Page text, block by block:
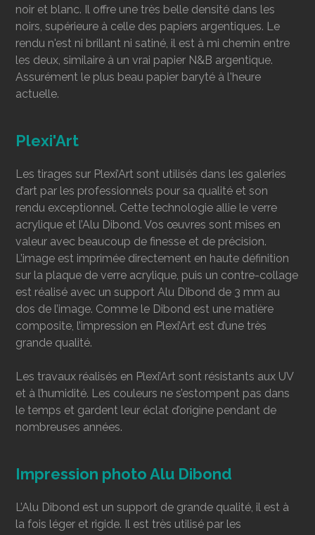
noir et blanc. Il offre une très belle densité dans les
noirs, supérieure à celle des papiers argentiques. Le
rendu n'est ni brillant ni satiné, il est à mi chemin entre
les deux, similaire à un vrai papier N&B argentique.
Assurément le plus beau papier baryté à l'heure
actuelle.
Plexi'Art
Les tirages sur Plexi’Art sont utilisés dans les galeries
d’art par les professionnels pour sa qualité et son
rendu exceptionnel. Cette technologie allie le verre
acrylique et l’Alu Dibond. Vos œuvres sont mises en
valeur avec beaucoup de finesse et de précision.
L’image est imprimée directement en haute définition
sur la plaque de verre acrylique, puis un contre-collage
est réalisé avec un support Alu Dibond de 3 mm au
dos de l’image. Comme le Dibond est une matière
composite, l’impression en Plexi’Art est d’une très
grande qualité.
Les travaux réalisés en Plexi’Art sont résistants aux UV
et à l’humidité. Les couleurs ne s’estompent pas dans
le temps et gardent leur éclat d’origine pendant de
nombreuses années.
Impression photo Alu Dibond
L’Alu Dibond est un support de grande qualité, il est à
la fois léger et rigide. Il est très utilisé par les